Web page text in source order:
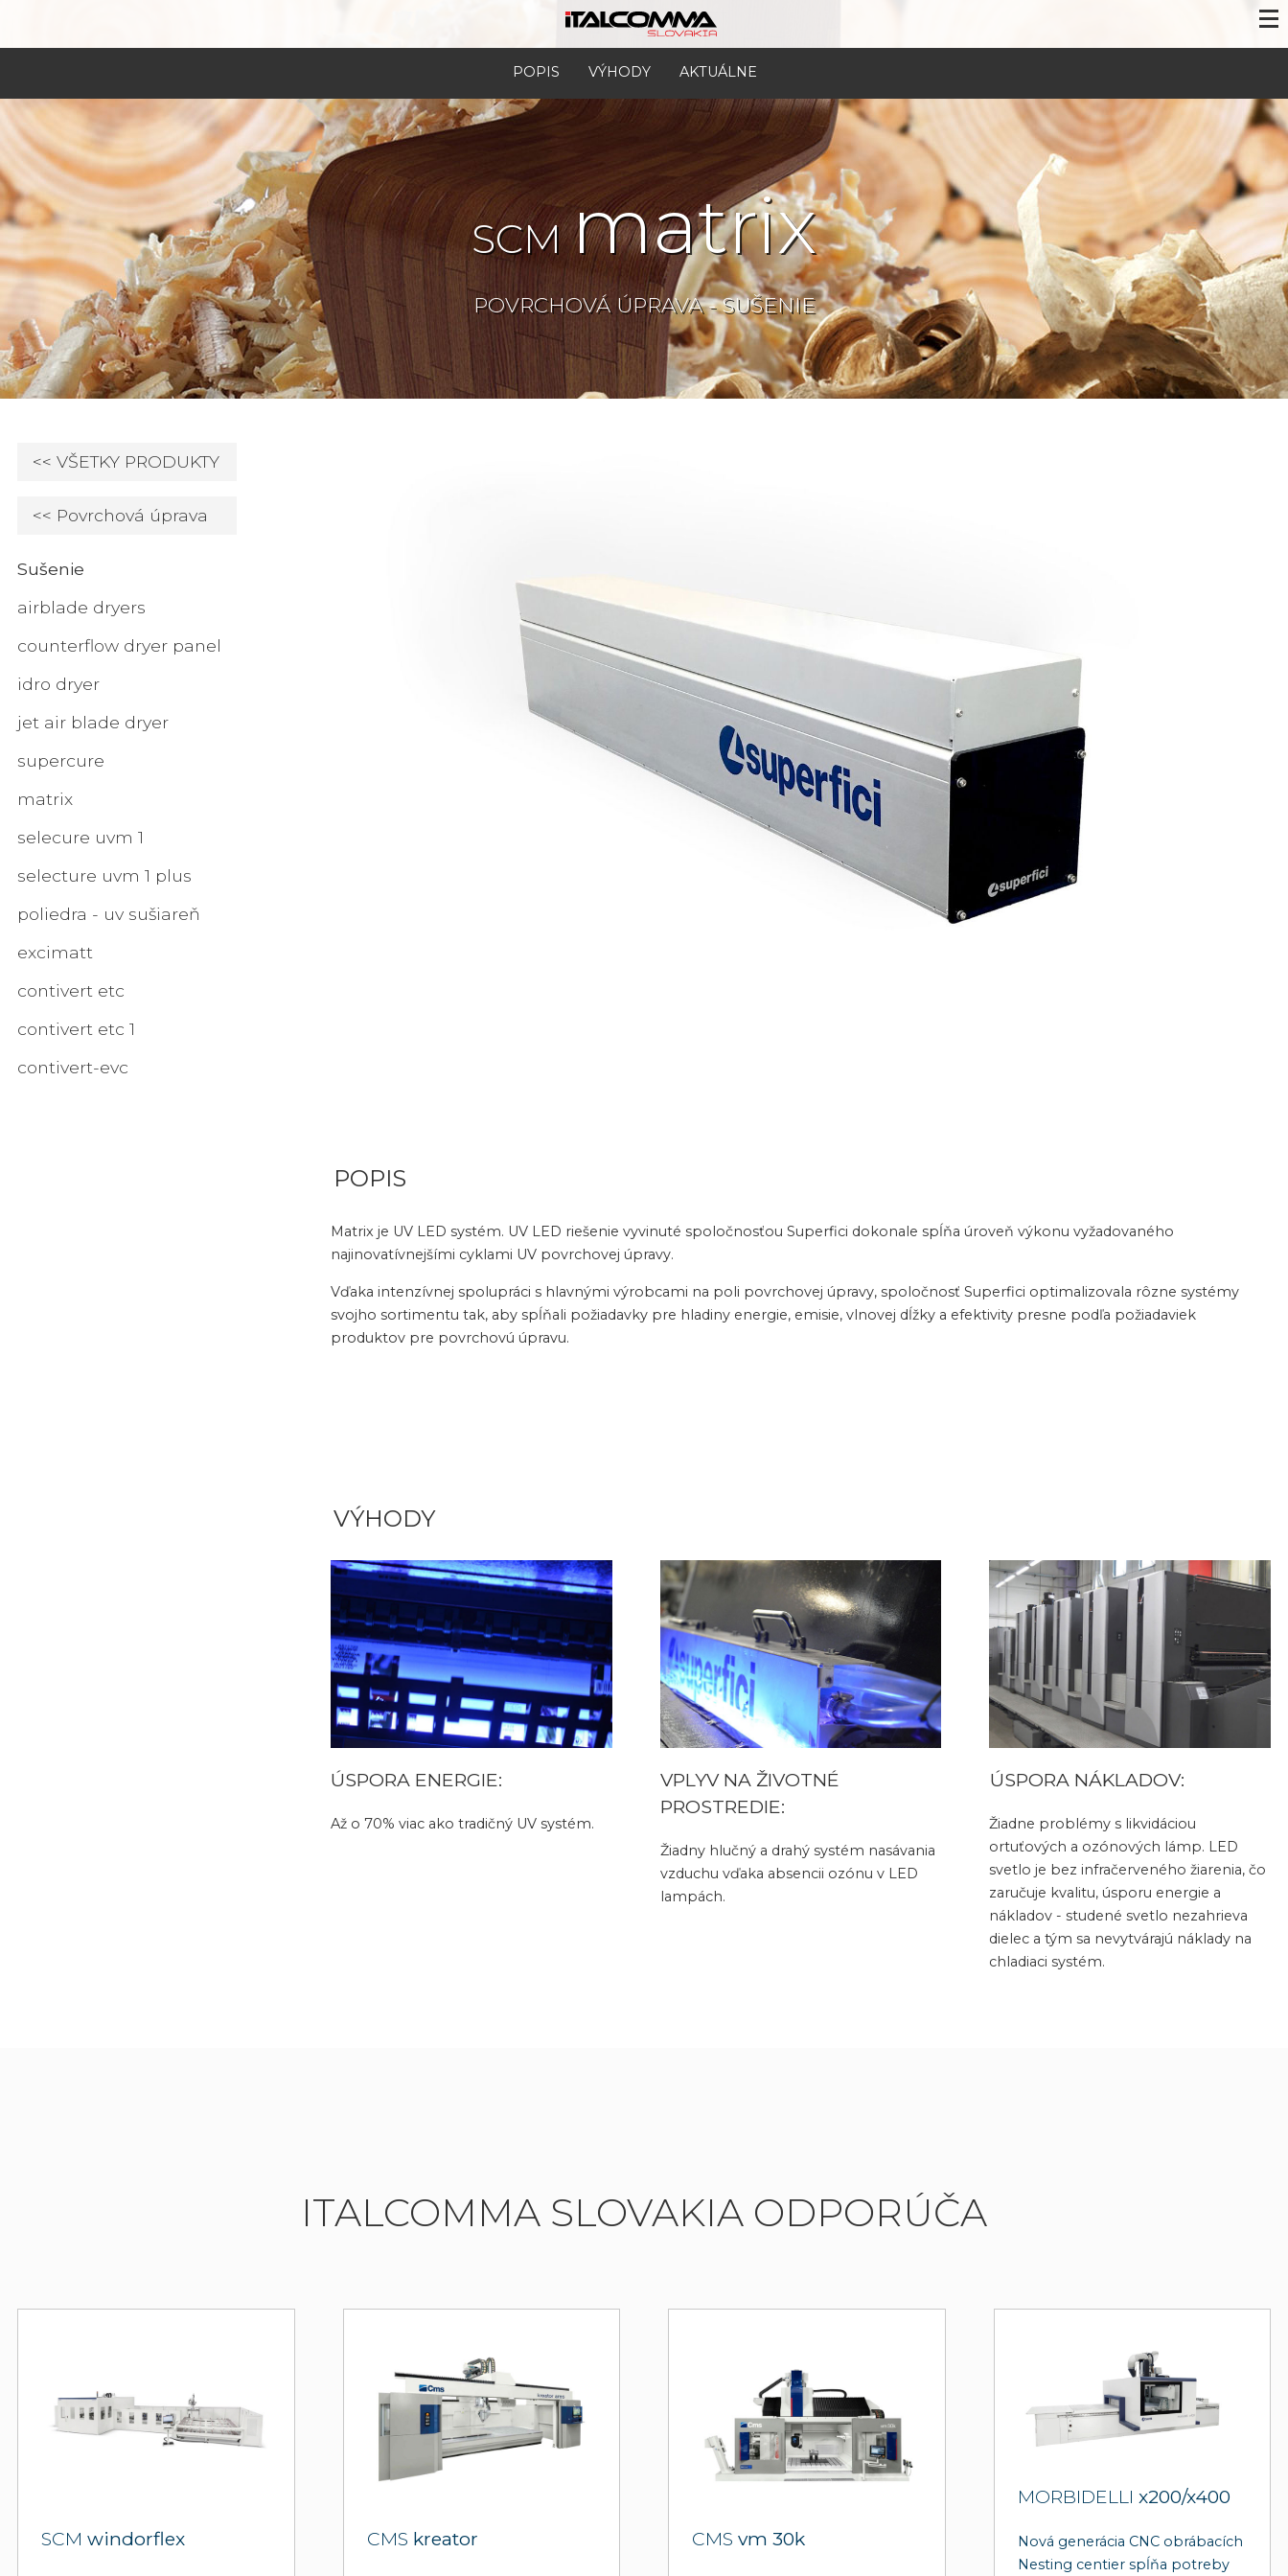
POPIS VÝHODY AKTUÁLNE
SCMmatrix
POVRCHOVÁ ÚPRAVA - SUŠENIE
<< VŠETKY PRODUKTY
<< Povrchová úprava
Sušenie
airblade dryers
counterflow dryer panel
idro dryer
jet air blade dryer
supercure
matrix
selecure uvm 1
selecture uvm 1 plus
poliedra - uv sušiareň
excimatt
contivert etc
contivert etc 1
contivert-evc
POPIS
Matrix je UV LED systém. UV LED riešenie vyvinuté spoločnosťou Superfici dokonale spĺňa úroveň výkonu vyžadovaného
najinovatívnejšími cyklami UV povrchovej úpravy.
Vďaka intenzívnej spolupráci s hlavnými výrobcami na poli povrchovej úpravy, spoločnosť Superfici optimalizovala rôzne systémy
svojho sortimentu tak, aby spĺňali požiadavky pre hladiny energie, emisie, vlnovej dĺžky a efektivity presne podľa požiadaviek
produktov pre povrchovú úpravu.
VÝHODY
ÚSPORA ENERGIE:
Až o 70% viac ako tradičný UV systém.
VPLYV NA ŽIVOTNÉ
PROSTREDIE:
Žiadny hlučný a drahý systém nasávania
vzduchu vďaka absencii ozónu v LED
lampách.
ÚSPORA NÁKLADOV:
Žiadne problémy s likvidáciou
ortuťových a ozónových lámp. LED
svetlo je bez infračerveného žiarenia, čo
zaručuje kvalitu, úsporu energie a
nákladov - studené svetlo nezahrieva
dielec a tým sa nevytvárajú náklady na
chladiaci systém.
ITALCOMMA SLOVAKIA ODPORÚČA
SCM windorflex CMS kreator CMS vm 30k
MORBIDELLI x200/x400
Nová generácia CNC obrábacích
Nesting centier spĺňa potreby